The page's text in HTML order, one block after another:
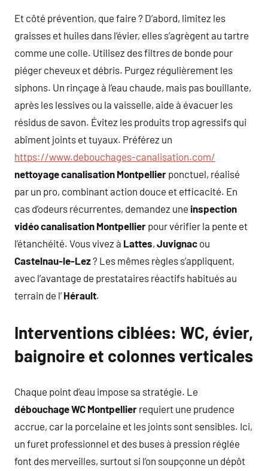
Et côté prévention, que faire ? D’abord, limitez les
graisses et huiles dans l’évier, elles s’agrègent au tartre
comme une colle. Utilisez des filtres de bonde pour
piéger cheveux et débris. Purgez régulièrement les
siphons. Un rinçage à l’eau chaude, mais pas bouillante,
après les lessives ou la vaisselle, aide à évacuer les
résidus de savon. Évitez les produits trop agressifs qui
abîment joints et tuyaux. Préférez un
https://www.debouchages-canalisation.com/
nettoyage canalisation Montpellier ponctuel, réalisé
par un pro, combinant action douce et efficacité. En
cas d’odeurs récurrentes, demandez une inspection
vidéo canalisation Montpellier pour vérifier la pente et
l’étanchéité. Vous vivez à Lattes, Juvignac ou
Castelnau-le-Lez? Les mêmes règles s’appliquent,
avec l’avantage de prestataires réactifs habitués au
terrain de l’Hérault.
Interventions ciblées: WC, évier,
baignoire et colonnes verticales
Chaque point d’eau impose sa stratégie. Le
débouchage WC Montpellier requiert une prudence
accrue, car la porcelaine et les joints sont sensibles. Ici,
un furet professionnel et des buses à pression réglée
font des merveilles, surtout si l’on soupçonne un dépôt